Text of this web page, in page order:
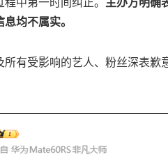
中第一时间纠正。 主办方明确
均不属实。
有受影响的艺人、粉丝深表歉